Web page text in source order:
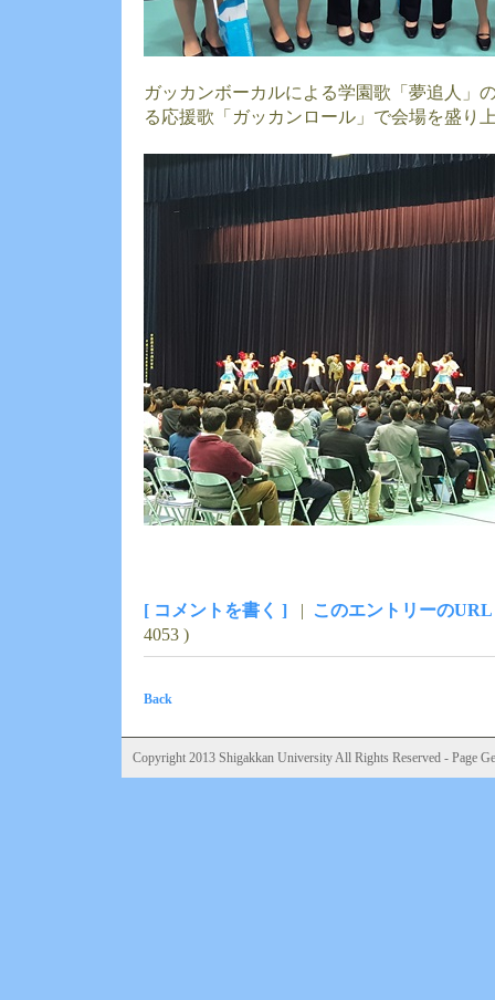
ガッカンボーカルによる学園歌「夢追人」
る応援歌「ガッカンロール」で会場を盛り
[ コメントを書く ] | このエントリーのURL
4053 )
Back
Copyright 2013 Shigakkan University All Rights Reserved - Page